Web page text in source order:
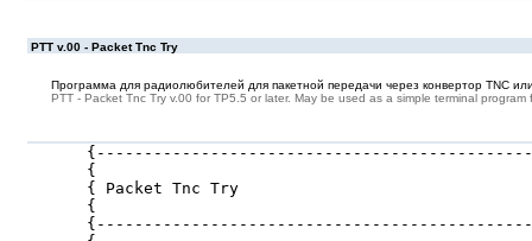
PTT v.00 - Packet Tnc Try
Программа для радиолюбителей для пакетной передачи через конвертор TNC
PTT - Packet Tnc Try v.00 for TP5.5 or later. May be used as a simple terminal program
{
{ Packet Tnc Try
{